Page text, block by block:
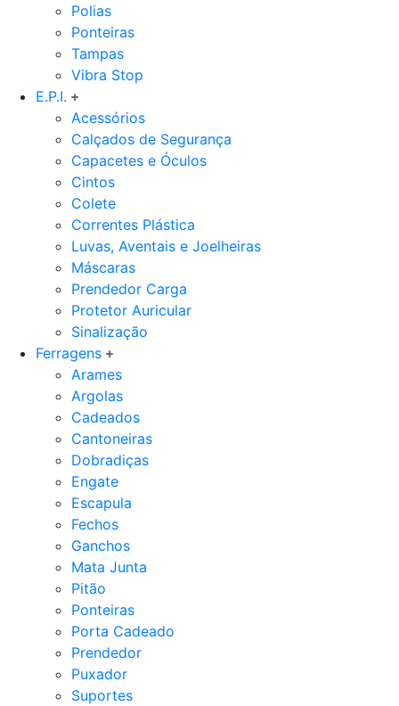
Polias
Ponteiras
Tampas
Vibra Stop
E.P.I.
Acessórios
Calçados de Segurança
Capacetes e Óculos
Cintos
Colete
Correntes Plástica
Luvas, Aventais e Joelheiras
Máscaras
Prendedor Carga
Protetor Auricular
Sinalização
Ferragens
Arames
Argolas
Cadeados
Cantoneiras
Dobradiças
Engate
Escapula
Fechos
Ganchos
Mata Junta
Pitão
Ponteiras
Porta Cadeado
Prendedor
Puxador
Suportes